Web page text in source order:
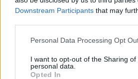
Downstream Participants that may
Personal Data Processing Opt
I want to opt-out of the Sharing of
personal data.
Opted In
POPULARNE